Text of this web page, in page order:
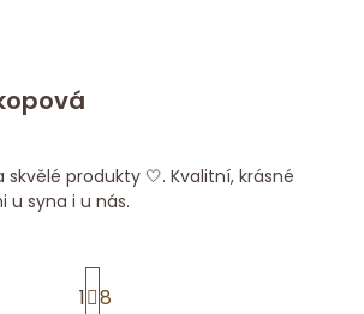
je 5 z 5 hvězdiček.
je 5 z 5 hvězdiček.
produkty 🤍. Kvalitní, krásné
u syna i u nás.
S
t
1 8